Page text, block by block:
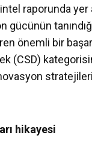
raporunda yer
önemli bir
(CSD)
hikayesi